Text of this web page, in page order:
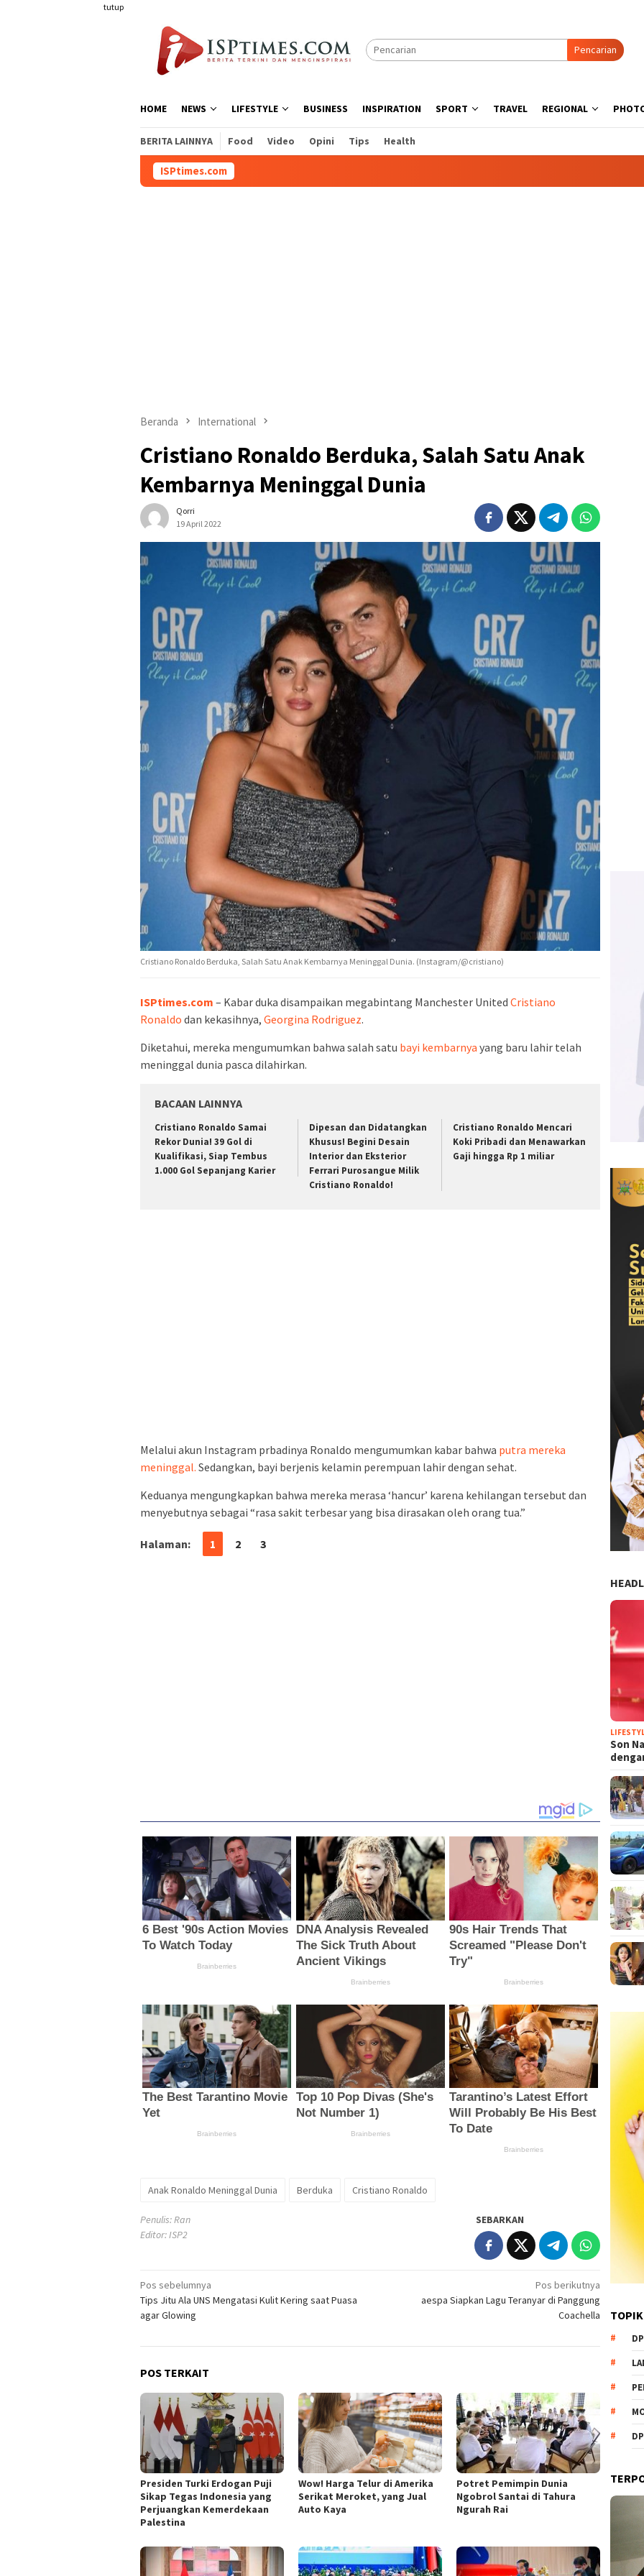
tutup
Pencarian
HOME NEWS LIFESTYLE BUSINESS INSPIRATION SPORT TRAVEL REGIONAL
BERITA LAINNYA Food Video Opini Tips Health
ISPtimes.com
Beranda International
Cristiano Ronaldo Berduka, Salah Satu Anak
Kembarnya Meninggal Dunia
Qorri
19 April 2022
Cristiano Ronaldo Berduka, Salah Satu Anak Kembarnya Meninggal Dunia. (Instagram/@cristiano)
ISPtimes.com – Kabar duka disampaikan megabintang Manchester United Cristiano
Ronaldo dan kekasihnya, Georgina Rodriguez.
Diketahui, mereka mengumumkan bahwa salah satu bayi kembarnya yang baru lahir telah
meninggal dunia pasca dilahirkan.
BACAAN LAINNYA
Cristiano Ronaldo Samai
Rekor Dunia! 39 Gol di
Kualifikasi, Siap Tembus
1.000 Gol Sepanjang Karier
Dipesan dan Didatangkan
Khusus! Begini Desain
Interior dan Eksterior
Ferrari Purosangue Milik
Cristiano Ronaldo!
Cristiano Ronaldo Mencari
Koki Pribadi dan Menawarkan
Gaji hingga Rp 1 miliar
Melalui akun Instagram prbadinya Ronaldo mengumumkan kabar bahwa putra mereka
meninggal. Sedangkan, bayi berjenis kelamin perempuan lahir dengan sehat.
Keduanya mengungkapkan bahwa mereka merasa ‘hancur’ karena kehilangan tersebut dan
menyebutnya sebagai “rasa sakit terbesar yang bisa dirasakan oleh orang tua.”
Halaman: 1 2 3
Anak Ronaldo Meninggal Dunia Berduka Cristiano Ronaldo
Penulis: Ran
Editor: ISP2
SEBARKAN
Navigasi
pos
Pos sebelumnya
Tips Jitu Ala UNS Mengatasi Kulit Kering saat Puasa
agar Glowing
Pos berikutnya
aespa Siapkan Lagu Teranyar di Panggung
Coachella
POS TERKAIT
Presiden Turki Erdogan Puji
Sikap Tegas Indonesia yang
Perjuangkan Kemerdekaan
Palestina
Wow! Harga Telur di Amerika
Serikat Meroket, yang Jual
Auto Kaya
Potret Pemimpin Dunia
Ngobrol Santai di Tahura
Ngurah Rai
Son